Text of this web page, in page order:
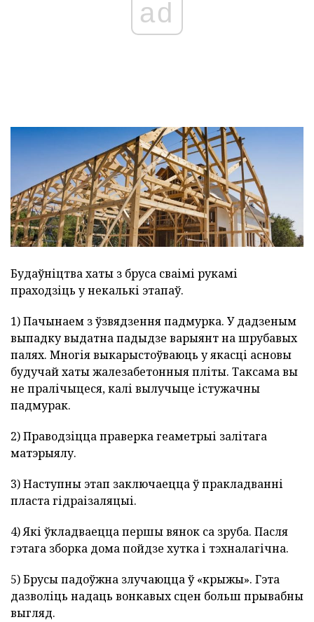
ad
Будаўніцтва хаты з бруса сваімі рукамі
праходзіць у некалькі этапаў.
1) Пачынаем з ўзвядзення падмурка. У дадзеным
выпадку выдатна падыдзе варыянт на шрубавых
палях. Многія выкарыстоўваюць у якасці асновы
будучай хаты жалезабетонныя пліты. Таксама вы
не пралічыцеся, калі вылучыце істужачны
падмурак.
2) Праводзіцца праверка геаметрыі залітага
матэрыялу.
3) Наступны этап заключаецца ў пракладванні
пласта гідраізаляцыі.
4) Які ўкладваецца першы вянок са зруба. Пасля
гэтага зборка дома пойдзе хутка і тэхналагічна.
5) Брусы падоўжна злучаюцца ў «крыжы». Гэта
дазволіць надаць вонкавых сцен больш прывабны
выгляд.